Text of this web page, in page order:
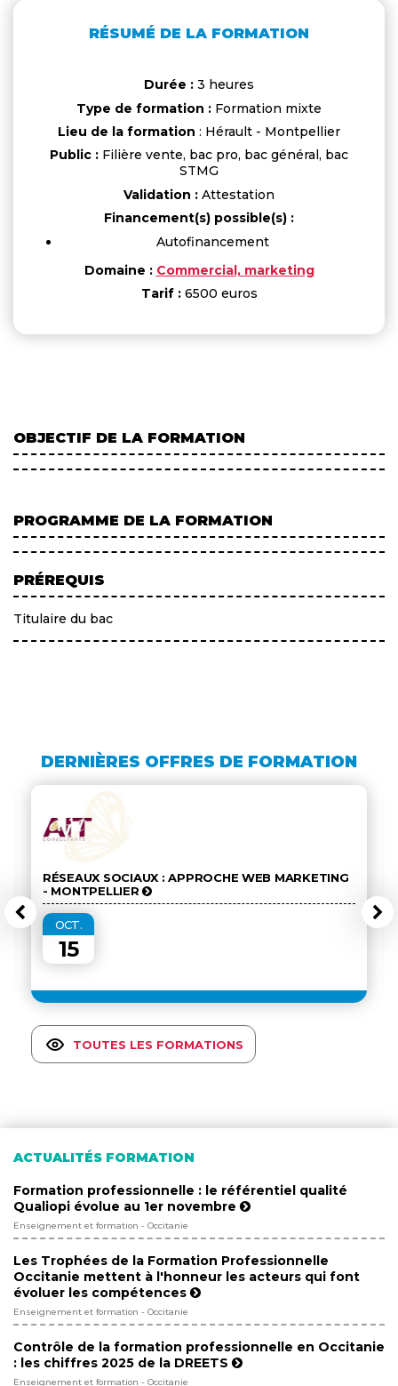
RÉSUMÉ DE LA FORMATION
Durée : 3 heures
Type de formation : Formation mixte
Lieu de la formation : Hérault - Montpellier
Public : Filière vente, bac pro, bac général, bac
STMG
Validation : Attestation
Financement(s) possible(s) :
Autofinancement
Domaine : Commercial, marketing
Tarif :6500 euros
OBJECTIF DE LA FORMATION
PROGRAMME DE LA FORMATION
PRÉREQUIS
Titulaire du bac
DERNIÈRES OFFRES DE FORMATION
RÉSEAUX SOCIAUX : APPROCHE WEB MARKETING
- MONTPELLIER
OCT.
15
TOUTES LES FORMATIONS
ACTUALITÉS FORMATION
Formation professionnelle : le référentiel qualité
Qualiopi évolue au 1er novembre
Enseignement et formation - Occitanie
Les Trophées de la Formation Professionnelle
Occitanie mettent à l'honneur les acteurs qui font
évoluer les compétences
Enseignement et formation - Occitanie
Contrôle de la formation professionnelle en Occitanie
: les chiffres 2025 de la DREETS
Enseignement et formation - Occitanie